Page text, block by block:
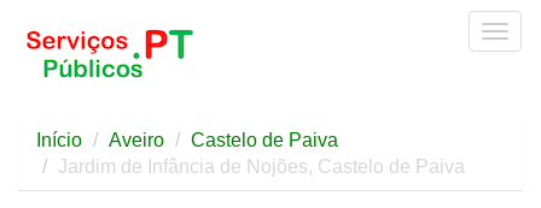
Início Aveiro
Castelo de Paiva
Jardim de Infância de Nojões, Castelo de Paiva